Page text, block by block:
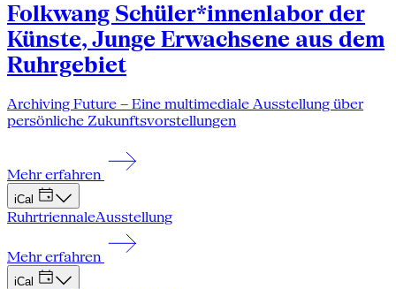
Folkwang Schüler*innenlabor der
Künste, Junge Erwachsene aus dem
Ruhrgebiet
Archiving Future – Eine multimediale Ausstellung über
persönliche Zukunftsvorstellungen
Mehr erfahren
iCal
RuhrtriennaleAusstellung
Mehr erfahren
iCal